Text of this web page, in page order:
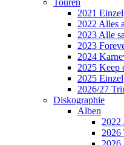
2021
2022 Alles
2023 Alle
2023
2024
2025 Keep
2025
2026/27
Diskographie
Alben
2022
2026